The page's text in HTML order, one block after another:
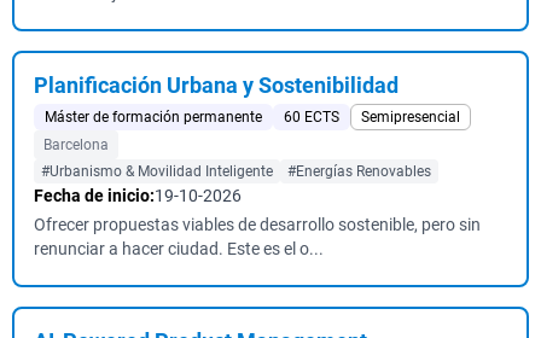
Planificación Urbana y Sostenibilidad
Máster de formación permanente 60 ECTS
Semipresencial
Barcelona
#Urbanismo & Movilidad Inteligente
#Energías Renovables
Fecha de inicio:19-10-2026
Ofrecer propuestas viables de desarrollo sostenible, pero sin
renunciar a hacer ciudad. Este es el o...